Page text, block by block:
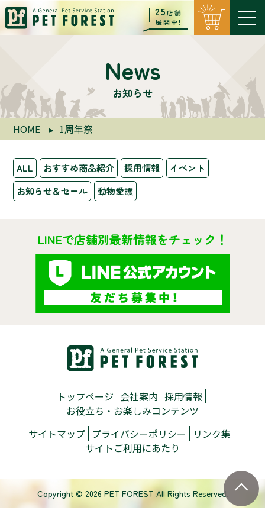
25店舗
展開中!
News
お知らせ
HOME 1周年祭
ALL おすすめ商品紹介 採用情報
イベント
お知らせ＆セール
動物愛護
LINEで店舗別最新情報をチェック！
トップページ 会社案内 採用情報
お役立ち・お楽しみコンテンツ
サイトマップ プライバシーポリシー
リンク集
サイトご利用にあたり
Copyright © 2026 PET FOREST All Rights Reserved.